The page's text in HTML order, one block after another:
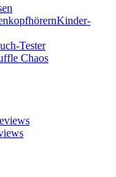
Kinder-
Tester
Chaos